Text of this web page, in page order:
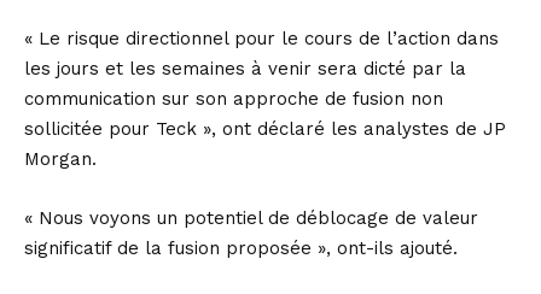
« Le risque directionnel pour le cours de l’action dans
les jours et les semaines à venir sera dicté par la
communication sur son approche de fusion non
sollicitée pour Teck », ont déclaré les analystes de JP
Morgan.
« Nous voyons un potentiel de déblocage de valeur
significatif de la fusion proposée », ont-ils ajouté.